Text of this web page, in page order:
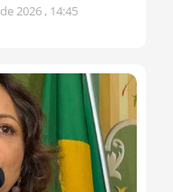
2026 14:45